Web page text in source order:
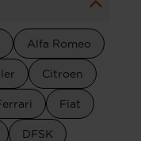
Alfa Romeo
Citroen
Fiat
DFSK